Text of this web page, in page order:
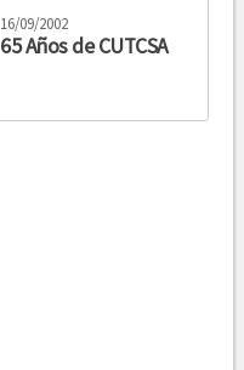
16/09/2002
65 Años de CUTCSA